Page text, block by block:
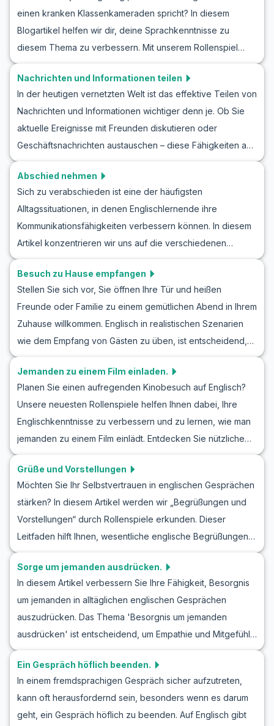
bevorstehendes Spiel geben möchtest, dieser Artikel
bietet dir nützliche Vokabeln und Redewendungen, um
deine Englischkenntnisse zu verbessern. Tauchen wir ein
einen kranken Klassenkameraden spricht? In diesem
Blogartikel helfen wir dir, deine Sprachkenntnisse zu
diesem Thema zu verbessern. Mit unserem Rollenspiel
'Über einen kranken Klassenkameraden sprechen' lernst
du, wie du relevante Vokabeln und Redewendungen
anwenden kannst. Ob du jemanden tröstest,
Genesungswünsche schickst oder dich einfach nach dem
Wohlbefinden eines Klassenkameraden erkundigst, hier
findest du alles, was du brauchst. Englischlernen durch
Nachrichten und Informationen teilen
In der heutigen vernetzten Welt ist das effektive Teilen von
Nachrichten und Informationen wichtiger denn je. Ob Sie
aktuelle Ereignisse mit Freunden diskutieren oder
Geschäftsnachrichten austauschen – diese Fähigkeiten auf
Englisch zu beherrschen, ist wesentlich. Dieser Artikel
bietet Ihnen die Möglichkeit, Ihre Sprachfähigkeiten durch
Rollenspiele zu verbessern, die das Teilen von
Nachrichten und Informationen simulieren. Sie werden
nützliche Vokabeln und wichtige Gesprächsphrasen
entdecken, die Ihnen helfen, sich natürlicher und flüssiger
diese Übungen Ihnen helfen können, sicherer in echten
Abschied nehmen
Sich zu verabschieden ist eine der häufigsten
Alltagssituationen, in denen Englischlernende ihre
Kommunikationsfähigkeiten verbessern können. In diesem
Artikel konzentrieren wir uns auf die verschiedenen
Möglichkeiten, sich auf Englisch zu verabschieden. Diese
Abschieds-Rollenspiele sind perfekt, um die richtige
Wortwahl und fließende Sprachfähigkeiten zu üben. Wir
werden in nützlichen Wortschatz und Schlüsselphrasen
eintauchen, die häufig bei Abschieden vorkommen, und
deren Verwendung in praktischen Gesprächsübungen
Besuch zu Hause empfangen
Stellen Sie sich vor, Sie öffnen Ihre Tür und heißen
Freunde oder Familie zu einem gemütlichen Abend in Ihrem
Zuhause willkommen. Englisch in realistischen Szenarien
wie dem Empfang von Gästen zu üben, ist entscheidend,
um Ihre Kommunikationsfähigkeiten zu verbessern. Durch
gezielte Rollenspiele, wie das Willkommenheißen von
Besuchern, können Sie nicht nur den notwendigen
englischen Wortschatz und die Redewendungen lernen,
sondern diese auch auf eine natürlichere Weise
anwenden. Diese Fähigkeiten zu erlernen wird Ihnen
diesem Blogbeitrag werden wir den allgemeinen
jede Situation vorbereitet sind.
Jemanden zu einem Film einladen.
Planen Sie einen aufregenden Kinobesuch auf Englisch?
Unsere neuesten Rollenspiele helfen Ihnen dabei, Ihre
Englischkenntnisse zu verbessern und zu lernen, wie man
jemanden zu einem Film einlädt. Entdecken Sie nützliche
englische Vokabeln und üben Sie, wie man ein
Einladungsgespräch beginnt, fortführt und abschließt. Mit
unseren realistischen Dialogbeispielen können Sie Ihre
Kommunikationsfähigkeiten verfeinern und sicherstellen,
dass Sie für Ihren nächsten Kinobesuch auf Englisch bereit
sind. Ob es sich um eine Komödie, einen actiongeladenen
Sie bereit, das Beste aus Ihrem Englischtraining
Grüße und Vorstellungen
Möchten Sie Ihr Selbstvertrauen in englischen Gesprächen
stärken? In diesem Artikel werden wir „Begrüßungen und
Vorstellungen“ durch Rollenspiele erkunden. Dieser
Leitfaden hilft Ihnen, wesentliche englische Begrüßungen
zu lernen und sich bei Vorstellungsrunden sicherer zu
fühlen. Sowohl Anfänger als auch fortgeschrittene
Lernende können von den Beispieldialogen, wertvollem
Vokabular und Tipps profitieren. Erfahren Sie, wann Sie
bestimmte englische Begrüßungsphrasen verwenden
sollten und wie Sie Gespräche führen können, die Türen
Sorge um jemanden ausdrücken.
In diesem Artikel verbessern Sie Ihre Fähigkeit, Besorgnis
um jemanden in alltäglichen englischen Gesprächen
auszudrücken. Das Thema 'Besorgnis um jemanden
ausdrücken' ist entscheidend, um Empathie und Mitgefühl
im Englischen zu zeigen. Diese Fähigkeit ist nicht nur für
persönliche Beziehungen wichtig, sondern auch im
beruflichen Umfeld relevant. Durch Rollenspielszenarien
wie 'Englisches Rollenspiel Besorgnis ausdrücken' und
'Englisch lernen Besorgnis zeigen Rollenspiel' können Sie
Ein Gespräch höflich beenden.
In einem fremdsprachigen Gespräch sicher aufzutreten,
kann oft herausfordernd sein, besonders wenn es darum
geht, ein Gespräch höflich zu beenden. Auf Englisch gibt